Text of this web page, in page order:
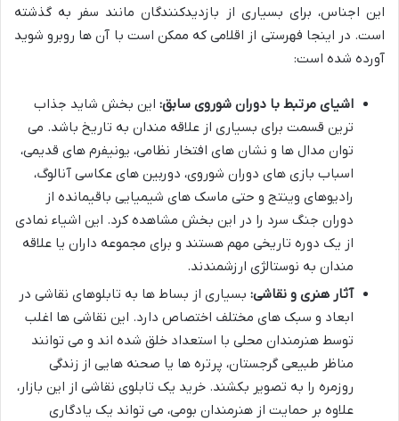
این اجناس، برای بسیاری از بازدیدکنندگان مانند سفر به گذشته
است. در اینجا فهرستی از اقلامی که ممکن است با آن ها روبرو شوید
آورده شده است:
اشیای مرتبط با دوران شوروی سابق: این بخش شاید جذاب
ترین قسمت برای بسیاری از علاقه مندان به تاریخ باشد. می
توان مدال ها و نشان های افتخار نظامی، یونیفرم های قدیمی،
اسباب بازی های دوران شوروی، دوربین های عکاسی آنالوگ،
رادیوهای وینتج و حتی ماسک های شیمیایی باقیمانده از
دوران جنگ سرد را در این بخش مشاهده کرد. این اشیاء نمادی
از یک دوره تاریخی مهم هستند و برای مجموعه داران یا علاقه
مندان به نوستالژی ارزشمندند.
آثار هنری و نقاشی: بسیاری از بساط ها به تابلوهای نقاشی در
ابعاد و سبک های مختلف اختصاص دارد. این نقاشی ها اغلب
توسط هنرمندان محلی با استعداد خلق شده اند و می توانند
مناظر طبیعی گرجستان، پرتره ها یا صحنه هایی از زندگی
روزمره را به تصویر بکشند. خرید یک تابلوی نقاشی از این بازار،
علاوه بر حمایت از هنرمندان بومی، می تواند یک یادگاری